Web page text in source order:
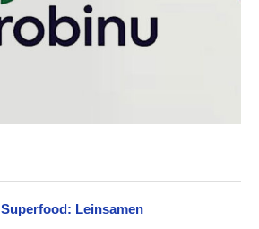
Superfood: Leinsamen